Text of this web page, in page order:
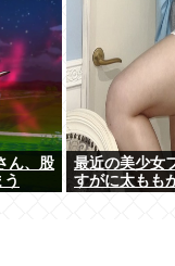
ん、股
最近の美少女
すがに太もも